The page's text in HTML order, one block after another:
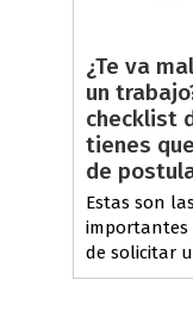
¿Te va
un
checklist
tienes
de
Estas son
importantes
de solicitar